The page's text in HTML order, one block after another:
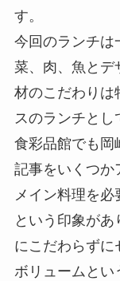
す。
今回のランチは
菜、肉、魚とデ
材のこだわりは
スのランチとし
食彩品館でも岡
記事をいくつか
メイン料理を
という印象が
にこだわらずに
ボリュームとい